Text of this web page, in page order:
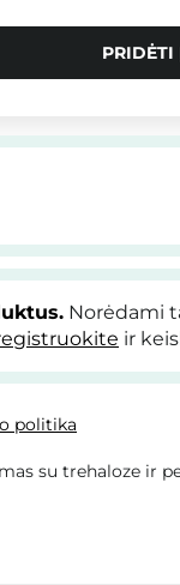
PRIDĖTI
Norėdami
ir
politika
su trehaloze ir